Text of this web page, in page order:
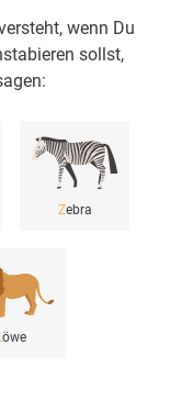
wenn Du
sollst,
Zebra
öwe